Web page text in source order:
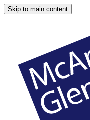
Skip to main content